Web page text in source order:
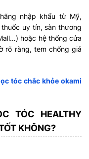
nhập khẩu từ Mỹ,
uy tín, sàn thương
hoặc hệ thống cửa
rõ ràng, tem chống giả
tóc chắc khỏe okami
TÓC HEALTHY
KHÔNG?